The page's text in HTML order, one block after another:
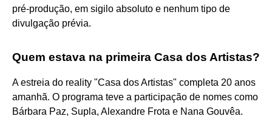
pré-produção, em sigilo absoluto e nenhum tipo de
divulgação prévia.
Quem estava na primeira Casa dos Artistas?
A estreia do reality "Casa dos Artistas" completa 20 anos
amanhã. O programa teve a participação de nomes como
Bárbara Paz, Supla, Alexandre Frota e Nana Gouvêa.